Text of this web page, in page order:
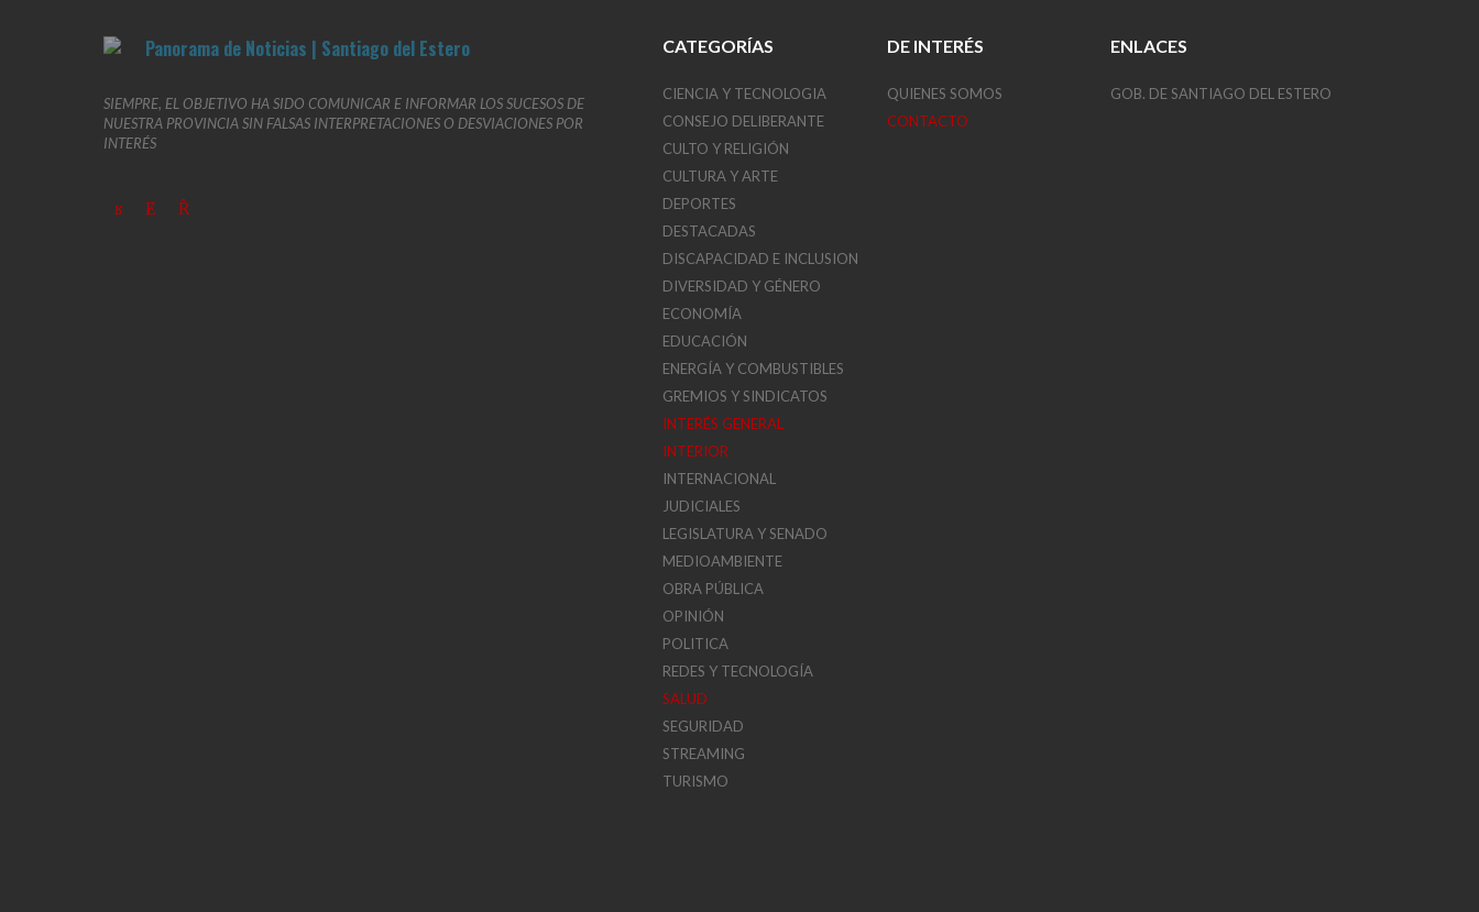
SIEMPRE, EL OBJETIVO HA SIDO COMUNICAR E INFORMAR LOS SUCESOS DE
NUESTRA PROVINCIA SIN FALSAS INTERPRETACIONES O DESVIACIONES POR
INTERÉS
CATEGORÍAS
CIENCIA Y TECNOLOGIA
CONSEJO DELIBERANTE
CULTO Y RELIGIÓN
CULTURA Y ARTE
DEPORTES
DESTACADAS
DISCAPACIDAD E INCLUSION
DIVERSIDAD Y GÉNERO
ECONOMÍA
EDUCACIÓN
ENERGÍA Y COMBUSTIBLES
GREMIOS Y SINDICATOS
INTERÉS GENERAL
INTERIOR
INTERNACIONAL
JUDICIALES
LEGISLATURA Y SENADO
MEDIOAMBIENTE
OBRA PÚBLICA
OPINIÓN
POLITICA
REDES Y TECNOLOGÍA
SALUD
SEGURIDAD
STREAMING
TURISMO
DE INTERÉS
QUIENES SOMOS
CONTACTO
ENLACES
GOB. DE SANTIAGO DEL ESTERO